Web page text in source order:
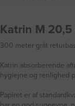
Katrin M 20,5
300 meter gråt
Katrin absorberende
hygiejne og renlighed
Papiret er af